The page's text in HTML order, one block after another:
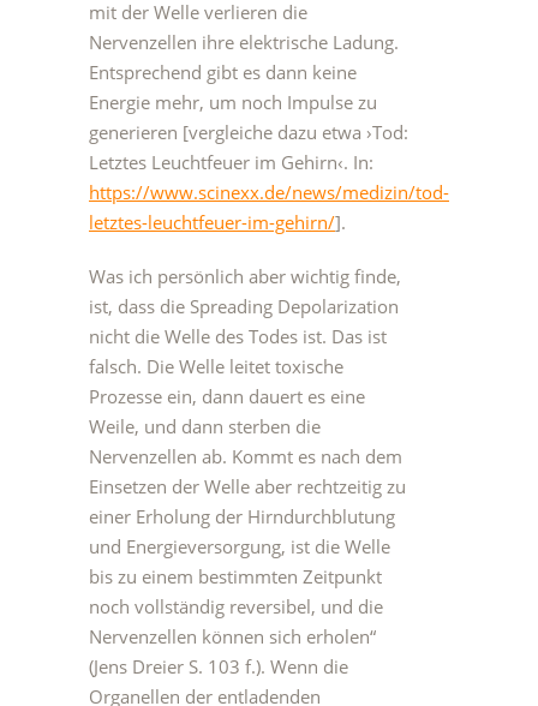
mit der Welle verlieren die
Nervenzellen ihre elektrische Ladung.
Entsprechend gibt es dann keine
Energie mehr, um noch Impulse zu
generieren [vergleiche dazu etwa ›Tod:
Letztes Leuchtfeuer im Gehirn‹. In:
https://www.scinexx.de/news/medizin/tod-
letztes-leuchtfeuer-im-gehirn/].
Was ich persönlich aber wichtig finde,
ist, dass die Spreading Depolarization
nicht die Welle des Todes ist. Das ist
falsch. Die Welle leitet toxische
Prozesse ein, dann dauert es eine
Weile, und dann sterben die
Nervenzellen ab. Kommt es nach dem
Einsetzen der Welle aber rechtzeitig zu
einer Erholung der Hirndurchblutung
und Energieversorgung, ist die Welle
bis zu einem bestimmten Zeitpunkt
noch vollständig reversibel, und die
Nervenzellen können sich erholen“
(Jens Dreier S. 103 f.). Wenn die
Organellen der entladenden